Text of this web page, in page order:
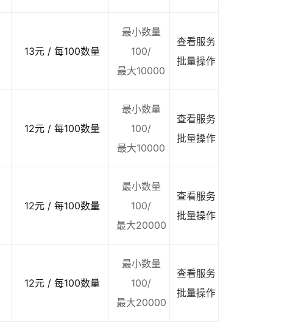
13元 / 每100数量
最小数量
100/
最大10000
查看服务
批量操作
12元 / 每100数量
最小数量
100/
最大10000
查看服务
批量操作
12元 / 每100数量
最小数量
100/
最大20000
查看服务
批量操作
12元 / 每100数量
最小数量
100/
最大20000
查看服务
批量操作